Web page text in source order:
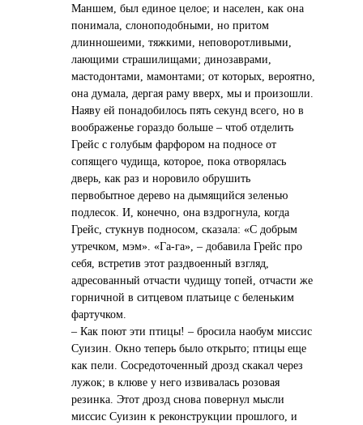
Маншем, был единое целое; и населен, как она
понимала, слоноподобными, но притом
длинношеими, тяжкими, неповоротливыми,
лающими страшилищами; динозаврами,
мастодонтами, мамонтами; от которых, вероятно,
она думала, дергая раму вверх, мы и произошли.
Наяву ей понадобилось пять секунд всего, но в
воображенье гораздо больше – чтоб отделить
Грейс с голубым фарфором на подносе от
сопящего чудища, которое, пока отворялась
дверь, как раз и норовило обрушить
первобытное дерево на дымящийся зеленью
подлесок. И, конечно, она вздрогнула, когда
Грейс, стукнув подносом, сказала: «С добрым
утречком, мэм». «Га-га», – добавила Грейс про
себя, встретив этот раздвоенный взгляд,
адресованный отчасти чудищу топей, отчасти же
горничной в ситцевом платьице с беленьким
фартучком.
– Как поют эти птицы! – бросила наобум миссис
Суизин. Окно теперь было открыто; птицы еще
как пели. Сосредоточенный дрозд скакал через
лужок; в клюве у него извивалась розовая
резинка. Этот дрозд снова повернул мысли
миссис Суизин к реконструкции прошлого, и